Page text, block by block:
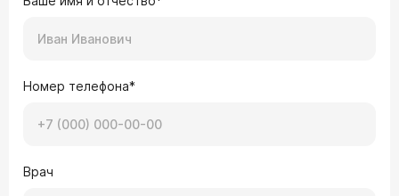
Номер телефона*
Врач